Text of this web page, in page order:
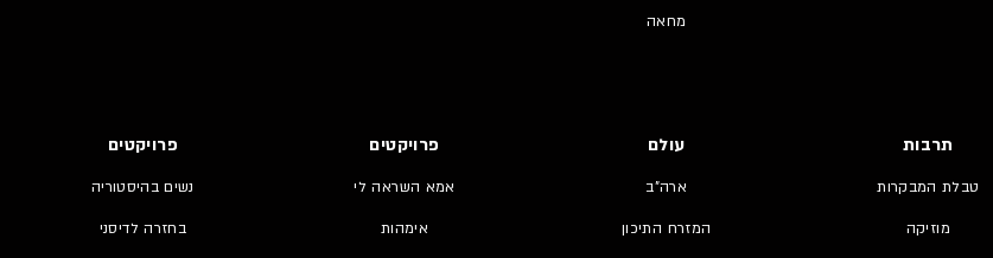
מחאה
תרבות
טבלת המבקרות
מוזיקה
עולם
ארה"ב
המזרח התיכון
פרויקטים
אמא השראה לי
אימהות
פרויקטים
נשים בהיסטוריה
בחזרה לדיסני